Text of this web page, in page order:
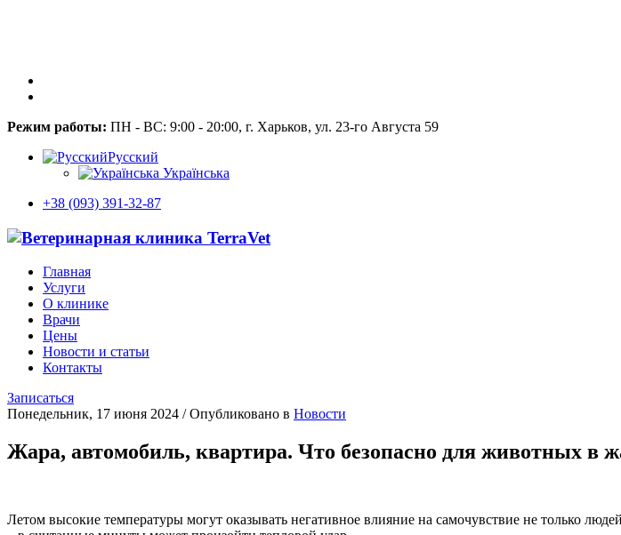
Режим работы: ПН - ВС: 9:00 - 20:00, г. Харьков, ул. 23-го Августа 59
Русский
Українська
+38 (093) 391-32-87
Главная
Услуги
О клинике
Врачи
Цены
Новости и статьи
Контакты
Записаться
Понедельник, 17 июня 2024 /Опубликовано в Новости
Жара, автомобиль, квартира. Что безопасно для животных в
Летом высокие температуры могут оказывать негативное влияние на самочувствие не только